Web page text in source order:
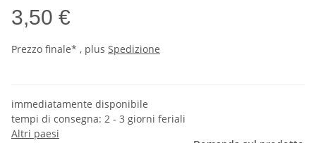
3,50 €
Prezzo finale* , plus Spedizione
immediatamente disponibile
tempi di consegna: 2 - 3 giorni feriali
Altri paesi